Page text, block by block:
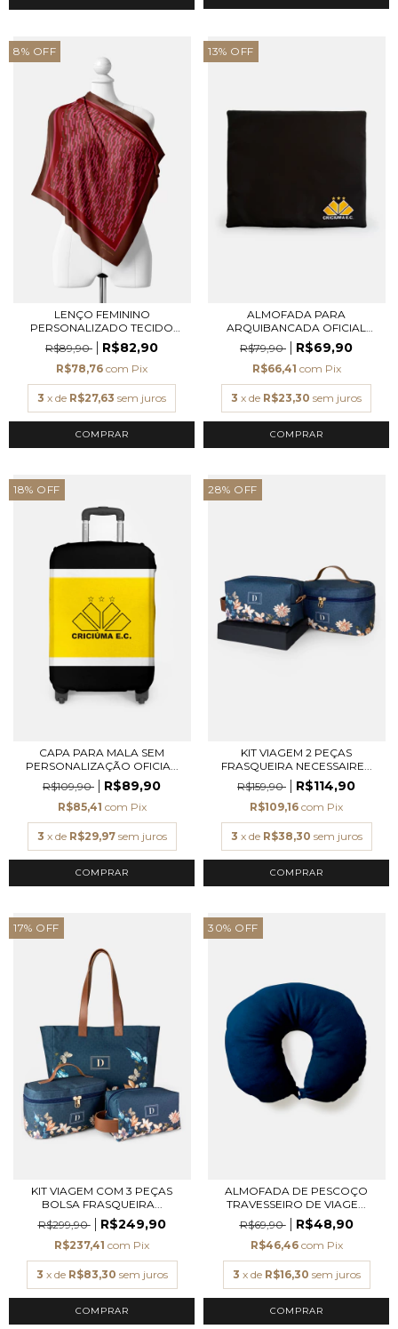
8% OFF
LENÇO FEMININO
PERSONALIZADO TECIDO
TOQU...
R$89,90 R$82,90
R$78,76 com Pix
3 x de R$27,63 sem juros
COMPRAR
13% OFF
ALMOFADA PARA
ARQUIBANCADA OFICIAL
CRICI...
R$79,90 R$69,90
R$66,41 com Pix
3 x de R$23,30 sem juros
18% OFF
CAPA PARA MALA SEM
PERSONALIZAÇÃO OFICIA...
R$109,90
R$89,90
R$85,41 com Pix
3 x de R$29,97 sem juros
COMPRAR
28% OFF
KIT VIAGEM 2 PEÇAS
FRASQUEIRA NECESSAIRE...
R$159,90
R$114,90
R$109,16 com Pix
3 x de R$38,30 sem juros
17% OFF
KIT VIAGEM COM 3 PEÇAS
BOLSA FRASQUEIRA...
R$299,90
R$249,90
R$237,41 com Pix
3 x de R$83,30 sem juros
30% OFF
ALMOFADA DE PESCOÇO
TRAVESSEIRO DE VIAGE...
R$69,90
R$48,90
R$46,46 com Pix
3 x de R$16,30 sem juros
COMPRAR